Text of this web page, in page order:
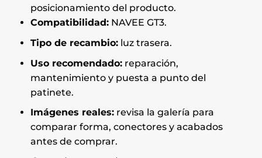
posicionamiento del producto.
Compatibilidad:NAVEE GT3.
Tipo de recambio:luz trasera.
Uso recomendado:reparación,
mantenimiento y puesta a punto del
patinete.
Imágenes reales:revisa la galería para
comparar forma, conectores y acabados
antes de comprar.